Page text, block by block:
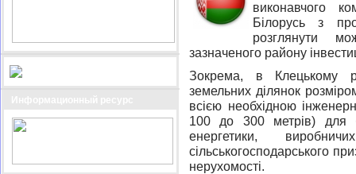
виконавчого
Білорусь з
розглянути
зазначеного району
Зокрема, в Клецькому
земельних ділянок
всією необхідною
100 до 300 метрів) для
енергетики,
сільськогосподарського
нерухомості.